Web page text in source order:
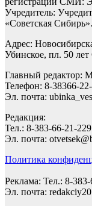
Учредитель:
«Советская
Адрес:
Убинское, пл. 50 лет
Главный редактор:
Телефон: 8-38366-
Эл. почта:
Редакция:
Тел.: 8-383-66-21-229
Эл. почта:
Политика
Реклама: Тел.: 8-
Эл. почта: